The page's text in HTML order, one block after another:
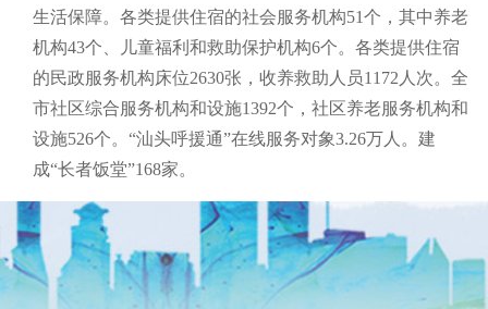
生活保障。各类提供住宿的社会服务机构51个，其中养老
机构43个、儿童福利和救助保护机构6个。各类提供住宿
的民政服务机构床位2630张，收养救助人员1172人次。全
市社区综合服务机构和设施1392个，社区养老服务机构和
设施526个。“汕头呼援通”在线服务对象3.26万人。建
成“长者饭堂”168家。